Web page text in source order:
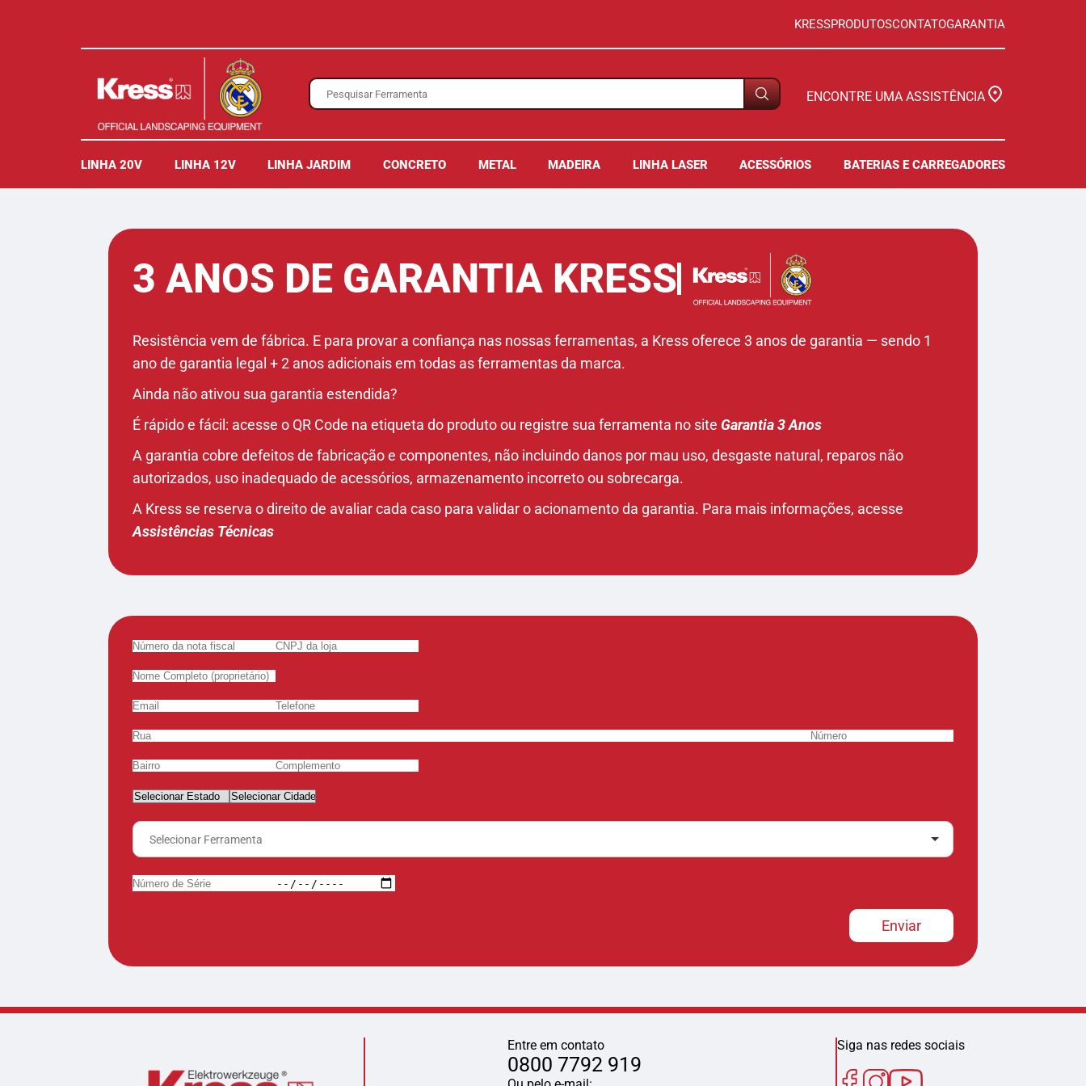
KRESSPRODUTOSCONTATOGARANTIA
ENCONTRE UMA ASSISTÊNCIA
LINHA 20V LINHA 12V LINHA JARDIM CONCRETO METAL MADEIRA LINHA LASER ACESSÓRIOS BATERIAS E CARREGADORES
3 ANOS DE GARANTIA KRESS
Resistência vem de fábrica. E para provar a confiança nas nossas ferramentas, a Kress oferece 3 anos de garantia — sendo 1
ano de garantia legal + 2 anos adicionais em todas as ferramentas da marca.
Ainda não ativou sua garantia estendida?
É rápido e fácil: acesse o QR Code na etiqueta do produto ou registre sua ferramenta no site Garantia 3 Anos
A garantia cobre defeitos de fabricação e componentes, não incluindo danos por mau uso, desgaste natural, reparos não
autorizados, uso inadequado de acessórios, armazenamento incorreto ou sobrecarga.
A Kress se reserva o direito de avaliar cada caso para validar o acionamento da garantia. Para mais informações, acesse
Assistências Técnicas
Enviar
Entre em contato
0800 7792 919
Siga nas redes sociais